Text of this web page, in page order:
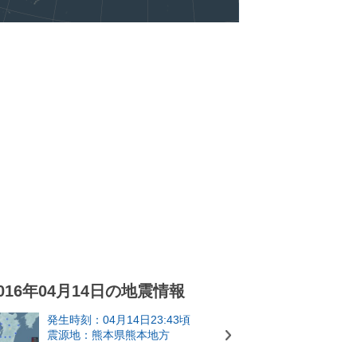
年04月14日の地震情報
発生時刻：04月14日23:43頃
震源地：熊本県熊本地方